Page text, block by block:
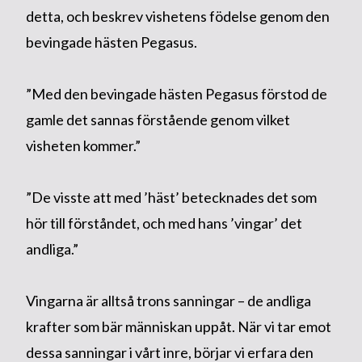
detta, och beskrev vishetens födelse genom den
bevingade hästen Pegasus.
”Med den bevingade hästen Pegasus förstod de
gamle det sannas förstående genom vilket
visheten kommer.”
”De visste att med ’häst’ betecknades det som
hör till förståndet, och med hans ’vingar’ det
andliga.”
Vingarna är alltså trons sanningar – de andliga
krafter som bär människan uppåt. När vi tar emot
dessa sanningar i vårt inre, börjar vi erfara den